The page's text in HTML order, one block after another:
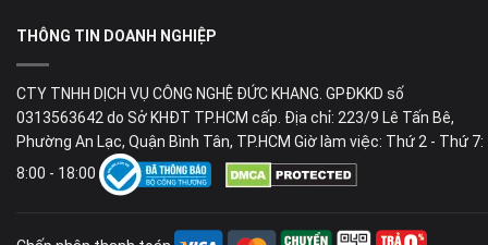
THÔNG TIN DOANH NGHIỆP
CTY TNHH DỊCH VỤ CÔNG NGHỆ ĐỨC KHANG. GPĐKKD số
0313563642 do Sở KHĐT TP.HCM cấp. Địa chỉ: 223/9 Lê Tấn Bê,
Phường An Lạc, Quận Bình Tân, TP.HCM Giờ làm việc: Thứ 2 - Thứ 7:
8:00 - 18:00